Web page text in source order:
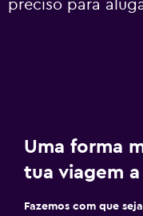
preciso para
Uma forma
tua viagem a
Fazemos com que